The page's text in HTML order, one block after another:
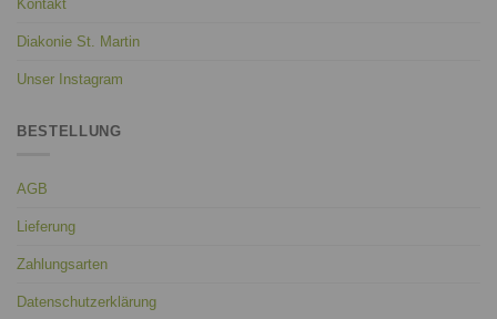
Kontakt
Diakonie St. Martin
Unser Instagram
BESTELLUNG
AGB
Lieferung
Zahlungsarten
Datenschutzerklärung